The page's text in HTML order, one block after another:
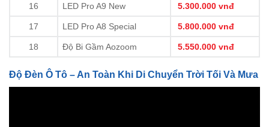
16 LED Pro A9 New 5.300.000 vnđ
17 LED Pro A8 Special 5.800.000 vnđ
18 Độ Bi Gầm Aozoom 5.550.000 vnđ
Độ Đèn Ô Tô – An Toàn Khi Di Chuyển Trời Tối Và Mưa